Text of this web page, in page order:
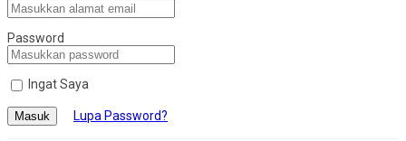
Password
Ingat Saya
Masuk Lupa Password?